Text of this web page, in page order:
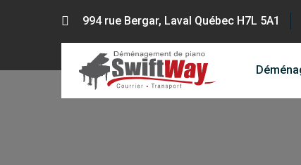
994 rue Bergar, Laval Québec H7L 5A1